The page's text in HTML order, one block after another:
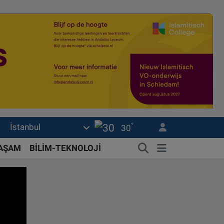
İstanbul 30°
BİLİM-TEKNOLOJİ
| Sonhaber